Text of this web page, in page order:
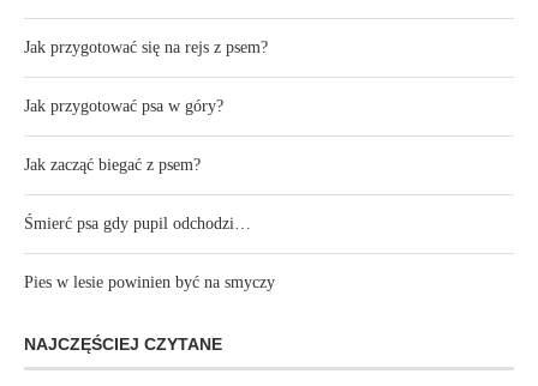
Jak przygotować się na rejs z psem?
Jak przygotować psa w góry?
Jak zacząć biegać z psem?
Śmierć psa gdy pupil odchodzi…
Pies w lesie powinien być na smyczy
NAJCZĘŚCIEJ CZYTANE